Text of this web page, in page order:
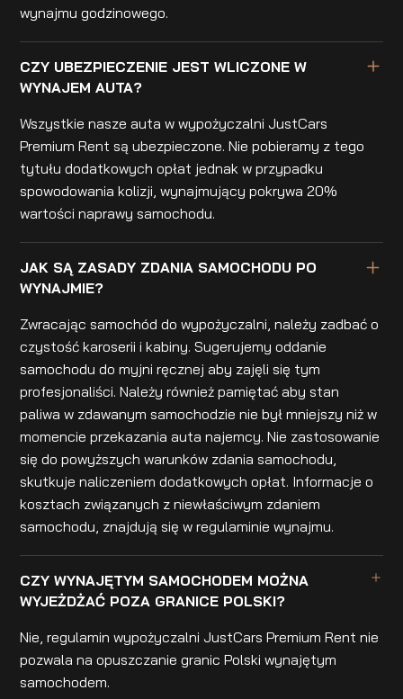
wynajmu godzinowego.
CZY UBEZPIECZENIE JEST WLICZONE W
WYNAJEM AUTA?
Wszystkie nasze auta w wypożyczalni JustCars
Premium Rent są ubezpieczone. Nie pobieramy z tego
tytułu dodatkowych opłat jednak w przypadku
spowodowania kolizji, wynajmujący pokrywa 20%
wartości naprawy samochodu.
JAK SĄ ZASADY ZDANIA SAMOCHODU PO
WYNAJMIE?
Zwracając samochód do wypożyczalni, należy zadbać o
czystość karoserii i kabiny. Sugerujemy oddanie
samochodu do myjni ręcznej aby zajęli się tym
profesjonaliści. Należy również pamiętać aby stan
paliwa w zdawanym samochodzie nie był mniejszy niż w
momencie przekazania auta najemcy. Nie zastosowanie
się do powyższych warunków zdania samochodu,
skutkuje naliczeniem dodatkowych opłat. Informacje o
kosztach związanych z niewłaściwym zdaniem
samochodu, znajdują się w regulaminie wynajmu.
CZY WYNAJĘTYM SAMOCHODEM MOŻNA
WYJEŻDŻAĆ POZA GRANICE POLSKI?
Nie, regulamin wypożyczalni JustCars Premium Rent nie
pozwala na opuszczanie granic Polski wynajętym
samochodem.